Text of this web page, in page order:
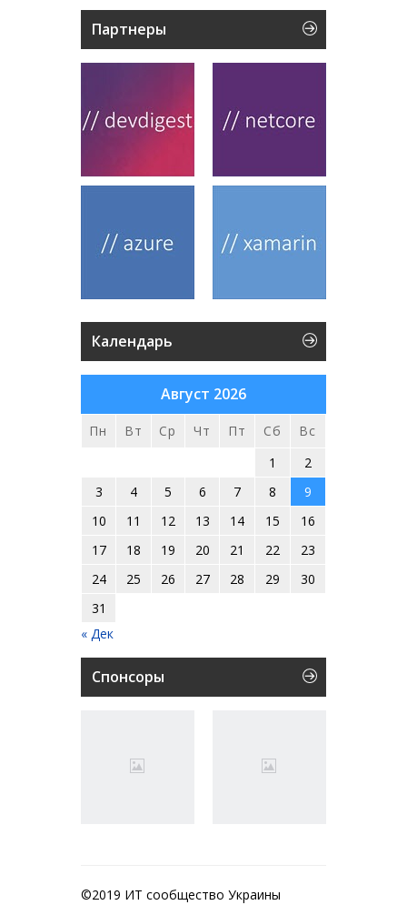
Партнеры
Календарь
Август 2026
Пн Вт Ср Чт Пт Сб
Вс
1
2
3
4 5 6 7 8
9
10
11 12 13 14 15
16
17
18 19 20 21 22
23
24
25 26 27 28 29
30
31
« Дек
Спонсоры
©2019 ИТ сообщество Украины